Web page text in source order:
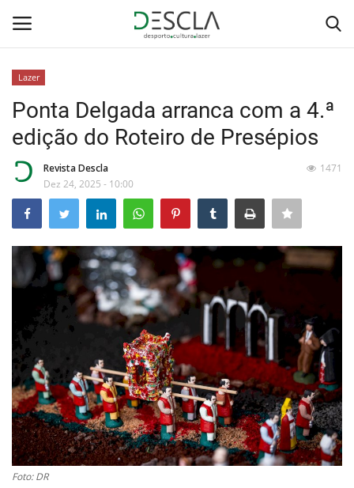
Home
...by Descla
Desporto
Contactos
Sobre Nós
Educação
Estatuto Editorial
Saúde
Ficha técnica
Lazer
Ponta Delgada arranca com a 4.ª
edição do Roteiro de Presépios
Revista Descla
Dez 24, 2025 - 10:00
1471
Foto: DR